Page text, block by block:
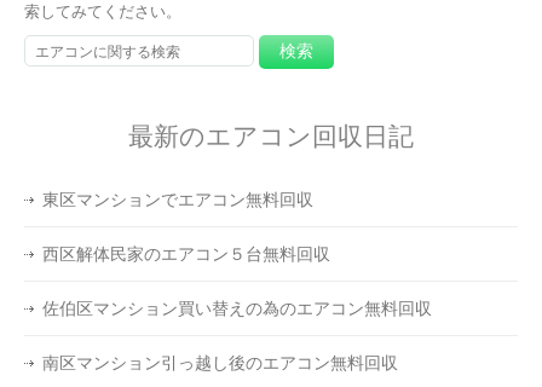
索してみてください。
最新のエアコン回収日記
東区マンションでエアコン無料回収
西区解体民家のエアコン５台無料回収
佐伯区マンション買い替えの為のエアコン無料回収
南区マンション引っ越し後のエアコン無料回収